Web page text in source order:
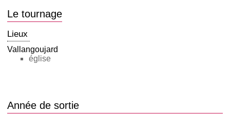
Le tournage
Lieux
Vallangoujard
église
Année de sortie